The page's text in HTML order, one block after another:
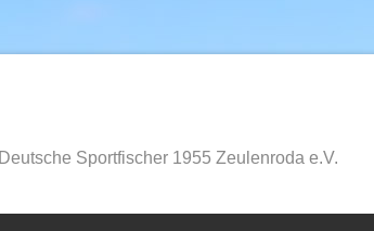
Deutsche Sportfischer 1955 Zeulenroda e.V.